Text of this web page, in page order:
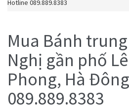
Hotline 089.889.8383
Mua Bánh
Nghị gần phố
Phong, Hà
089.889.8383